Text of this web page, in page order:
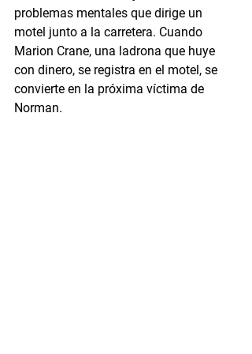
problemas mentales que dirige un
motel junto a la carretera. Cuando
Marion Crane, una ladrona que huye
con dinero, se registra en el motel, se
convierte en la próxima víctima de
Norman.